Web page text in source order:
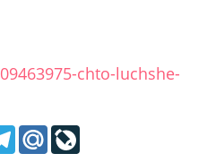
chto-luchshe-
Telegram
Mail.Ru